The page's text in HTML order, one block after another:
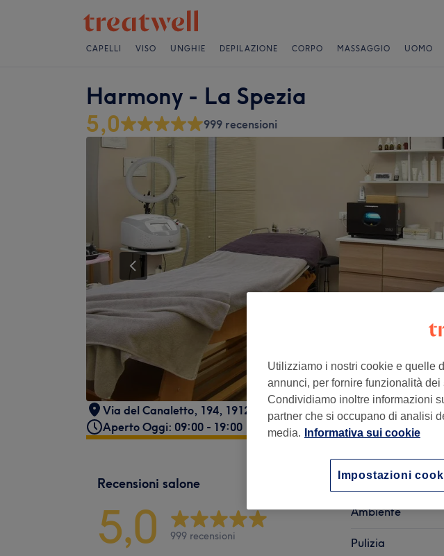
CAPELLI VISO UNGHIE DEPILAZIONE CORPO MASSAGGIO UOMO
Harmony - La Spezia
5,0 999 recensioni
Via del Canaletto, 194, 19126 La Spezia SP, Italia
Aperto Oggi: 09:00 - 19:00
Recensioni salone
5,0 999 recensioni
Ambiente
Pulizia
Utilizziamo i nostri cookie e quelle
annunci, per fornire funzionalità
Condividiamo inoltre informazioni
partner che si occupano di analisi
media.
Informativa sui cookie
Impostazioni